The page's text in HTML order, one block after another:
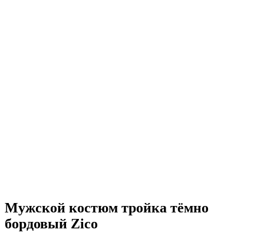
Мужской костюм тройка тёмно
бордовый Zico